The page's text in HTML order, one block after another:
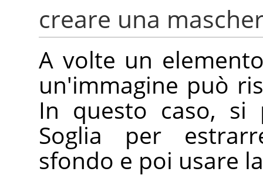
creare una
A volte un
un'immagine può
In questo caso, si
Soglia per
sfondo e poi usare